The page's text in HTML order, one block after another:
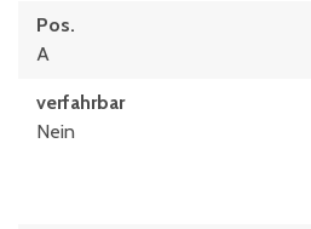
Pos.
A
verfahrbar
Nein